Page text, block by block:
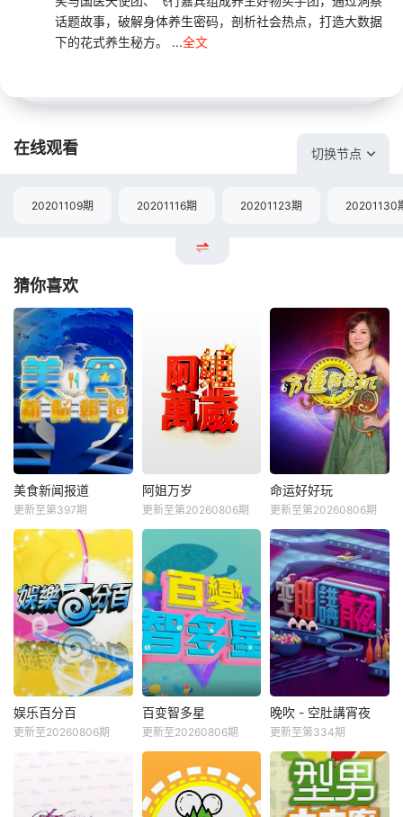
话题故事，破解身体养生密码，剖析社会热点，打造大数据
下的花式养生秘方。 ...全文
在线观看 切换节点
20201109期 20201116期 20201123期 20201130
猜你喜欢
美食新闻报道
更新至第397期
阿姐万岁
更新至第20260806期
命运好好玩
更新至第20260806期
娱乐百分百
更新至20260806期
百变智多星
更新至20260806期
晚吹 - 空肚講宵夜
更新至第334期